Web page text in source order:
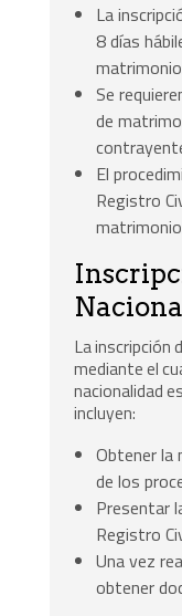
La
8 días
Se
de
El
Registro
La inscripción
mediante el
nacionalidad
incluyen:
Obtener la
de los
Presentar
Registro
Una vez
obtener